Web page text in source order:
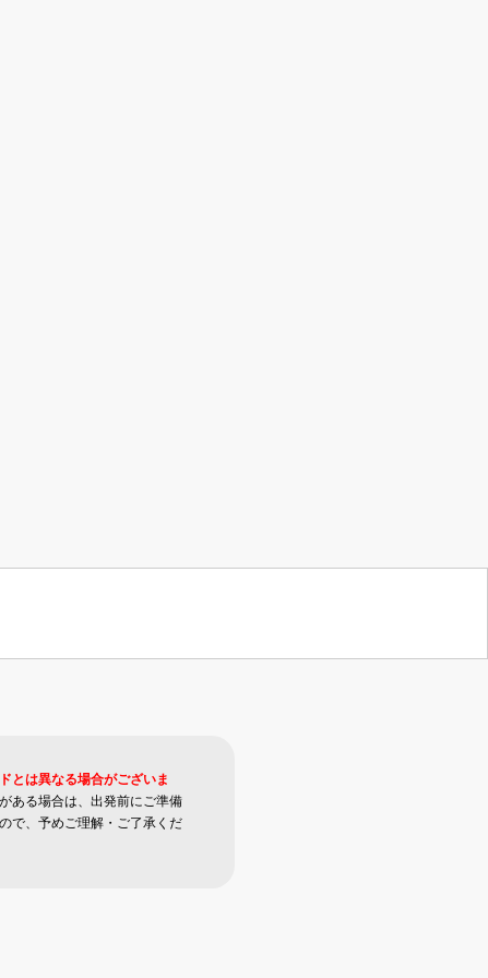
とは異なる場合がございま
ある場合は、出発前にご準備
で、予めご理解・ご了承くだ